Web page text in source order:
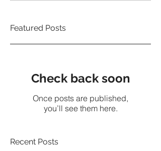
Featured Posts
Check back soon
Once posts are published,
you’ll see them here.
Recent Posts